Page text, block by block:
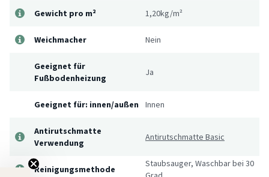
Gewicht pro m² 1,20kg/m²
Weichmacher Nein
Geeignet für
Fußbodenheizung
Ja
Geeignet für: innen/außen Innen
Antirutschmatte
Verwendung
Antirutschmatte Basic
Reinigungsmethode
Staubsauger, Waschbar bei 30